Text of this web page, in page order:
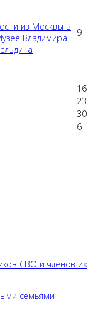
из Москвы в
Владимира
9
16
23
30
6
СВО и членов их
семьями